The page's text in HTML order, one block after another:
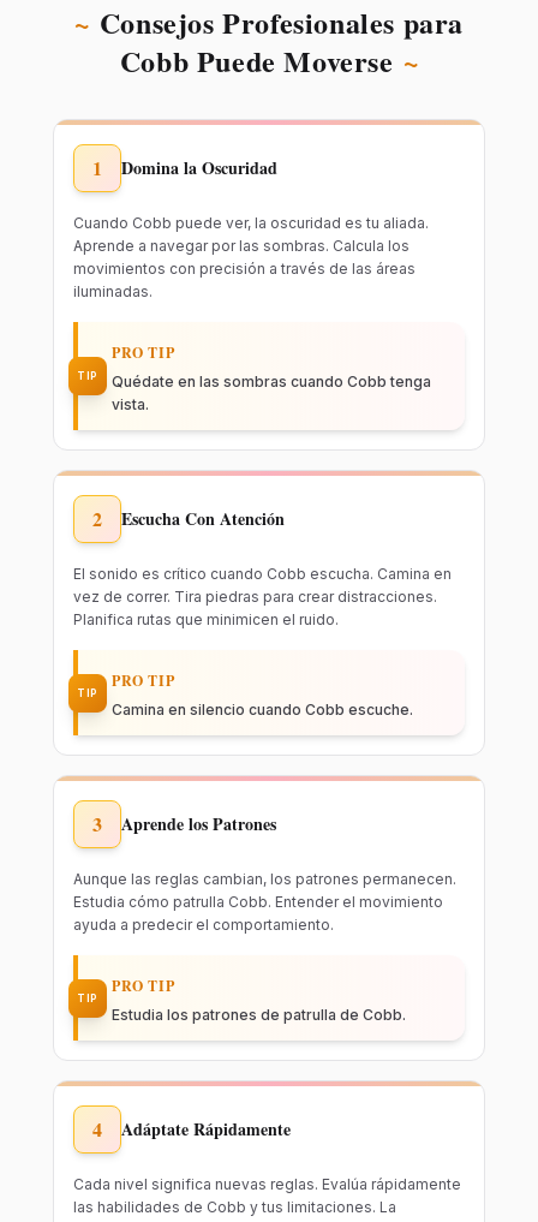
~ Consejos Profesionales para
Cobb Puede Moverse ~
1 Domina la Oscuridad
Cuando Cobb puede ver, la oscuridad es tu aliada.
Aprende a navegar por las sombras. Calcula los
movimientos con precisión a través de las áreas
iluminadas.
TIP
PRO TIP
Quédate en las sombras cuando Cobb tenga
vista.
2 Escucha Con Atención
El sonido es crítico cuando Cobb escucha. Camina en
vez de correr. Tira piedras para crear distracciones.
Planifica rutas que minimicen el ruido.
TIP
PRO TIP
Camina en silencio cuando Cobb escuche.
3 Aprende los Patrones
Aunque las reglas cambian, los patrones permanecen.
Estudia cómo patrulla Cobb. Entender el movimiento
ayuda a predecir el comportamiento.
TIP
PRO TIP
Estudia los patrones de patrulla de Cobb.
4 Adáptate Rápidamente
Cada nivel significa nuevas reglas. Evalúa rápidamente
las habilidades de Cobb y tus limitaciones. La